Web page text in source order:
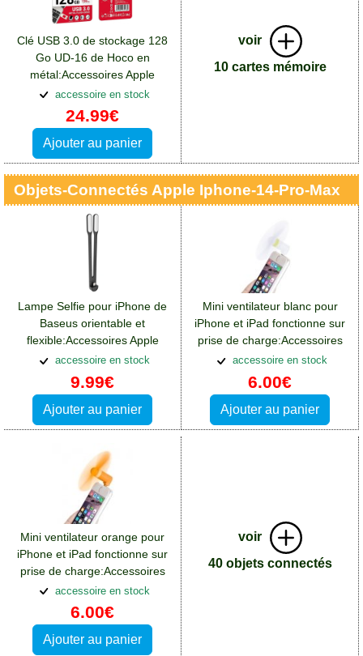
Clé USB 3.0 de stockage 128
Go UD-16 de Hoco en
métal:Accessoires Apple
iPhone 14 Pro Max
accessoire en stock
24.99€
Ajouter au panier
voir
10 cartes mémoire
Objets-Connectés Apple Iphone-14-Pro-Max
Lampe Selfie pour iPhone de
Baseus orientable et
flexible:Accessoires Apple
iPhone 14 Pro Max
accessoire en stock
9.99€
Ajouter au panier
Mini ventilateur blanc pour
iPhone et iPad fonctionne sur
prise de charge:Accessoires
Apple iPhone 14 Pro Max
accessoire en stock
6.00€
Ajouter au panier
Mini ventilateur orange pour
iPhone et iPad fonctionne sur
prise de charge:Accessoires
Apple iPhone 14 Pro Max
accessoire en stock
6.00€
Ajouter au panier
voir
40 objets connectés